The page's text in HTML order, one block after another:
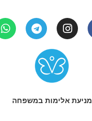
מניעת אלימות במשפחה